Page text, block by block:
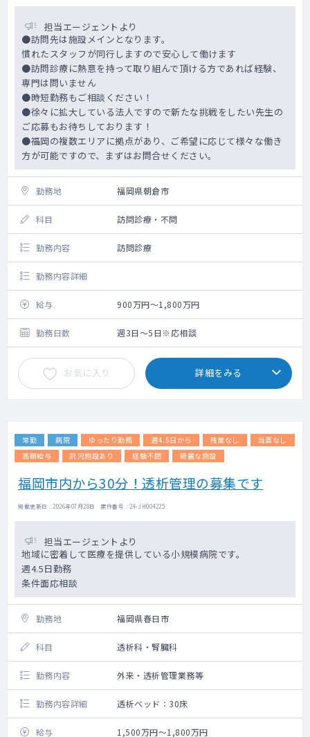
担当エージェントより
●訪問先は施設メインとなります。
慣れたスタッフが同行しますので安心して働けます
●訪問診療に熱意を持って取り組んで頂ける方であれば経験、
専門は問いません
●時短勤務もご相談ください！
●徐々に拡大している法人ですので新たな挑戦をしたい先生の
ご応募もお待ちしております！
●福岡の複数エリアに拠点があり、ご希望に応じて様々な働き
方が可能ですので、まずはお問合せください。
勤務地 福岡県朝倉市
科目 訪問診療・不問
勤務内容 訪問診療
勤務内容詳細
給与 900万円～1,800万円
勤務日数 週3日～5日※応相談
お気に入り 詳細をみる
常勤 病院 ゆったり勤務 週4.5日から 残業なし
当直なし
高額給与
託児施設あり 経験不問 綺麗な施設
福岡市内から30分！透析管理の募集です
掲載更新日 : 2026年07月28日 案件番号 : 24-JH004225
担当エージェントより
地域に密着して医療を提供している小規模病院です。
週4.5日勤務
条件面応相談
勤務地 福岡県春日市
科目 透析科・腎臓科
勤務内容 外来・透析管理業務等
勤務内容詳細 透析ベッド：30床
給与 1,500万円～1,800万円